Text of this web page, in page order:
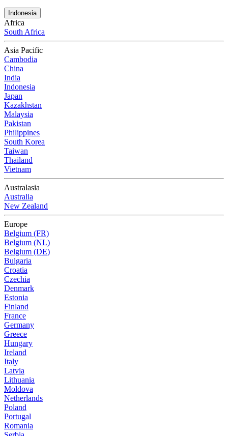
Indonesia
Africa
South Africa
Asia Pacific
Cambodia
China
India
Indonesia
Japan
Kazakhstan
Malaysia
Pakistan
Philippines
South Korea
Taiwan
Thailand
Vietnam
Australasia
Australia
New Zealand
Europe
Belgium (FR)
Belgium (NL)
Belgium (DE)
Bulgaria
Croatia
Czechia
Denmark
Estonia
Finland
France
Germany
Greece
Hungary
Ireland
Italy
Latvia
Lithuania
Moldova
Netherlands
Poland
Portugal
Romania